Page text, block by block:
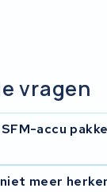
vragen
accu
wel. Wij
meer